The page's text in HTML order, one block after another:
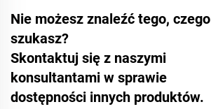
Nie możesz znaleźć tego, czego
szukasz?
Skontaktuj się z naszymi
konsultantami w sprawie
dostępności innych produktów.